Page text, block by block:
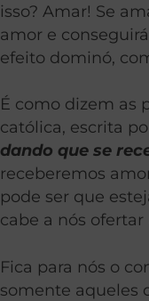
isso? Amar! Se
amor e
efeito dominó,
É como dizem as
católica, escrita
dando que se
receberemos
pode ser que
cabe a nós
Fica para nós o
somente aqueles